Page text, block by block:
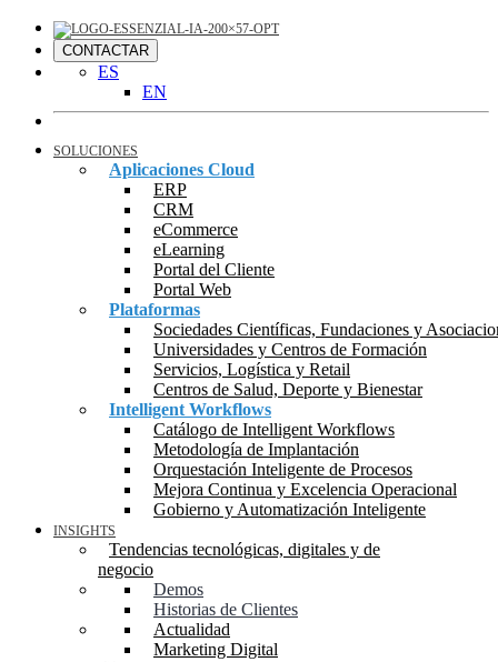
CONTACTAR
ES
EN
SOLUCIONES
Aplicaciones Cloud
ERP
CRM
eCommerce
eLearning
Portal del Cliente
Portal Web
Plataformas
Sociedades Científicas, Fundaciones y
Universidades y Centros de Formación
Servicios, Logística y Retail
Centros de Salud, Deporte y Bienestar
Intelligent Workflows
Catálogo de Intelligent Workflows
Metodología de Implantación
Orquestación Inteligente de Procesos
Mejora Continua y Excelencia Operacional
Gobierno y Automatización Inteligente
INSIGHTS
Tendencias tecnológicas, digitales y de
negocio
Demos
Historias de Clientes
Actualidad
Marketing Digital